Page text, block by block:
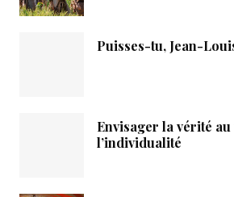
Puisses-tu, Jean-
Envisager la vérité
l’individualité